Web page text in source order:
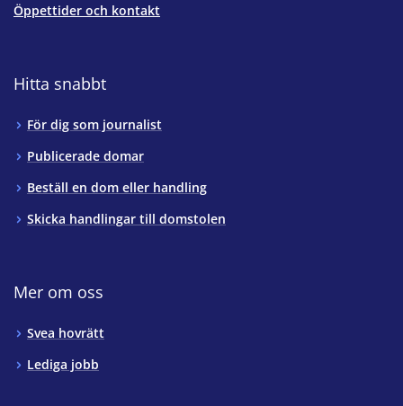
Öppettider och kontakt
Hitta snabbt
För dig som journalist
Publicerade domar
Beställ en dom eller handling
Skicka handlingar till domstolen
Mer om oss
Svea hovrätt
Lediga jobb